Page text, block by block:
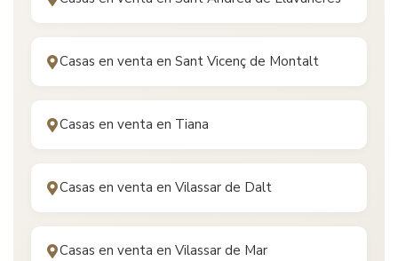
Casas en venta en Sant Vicenç de Montalt
Casas en venta en Tiana
Casas en venta en Vilassar de Dalt
Casas en venta en Vilassar de Mar